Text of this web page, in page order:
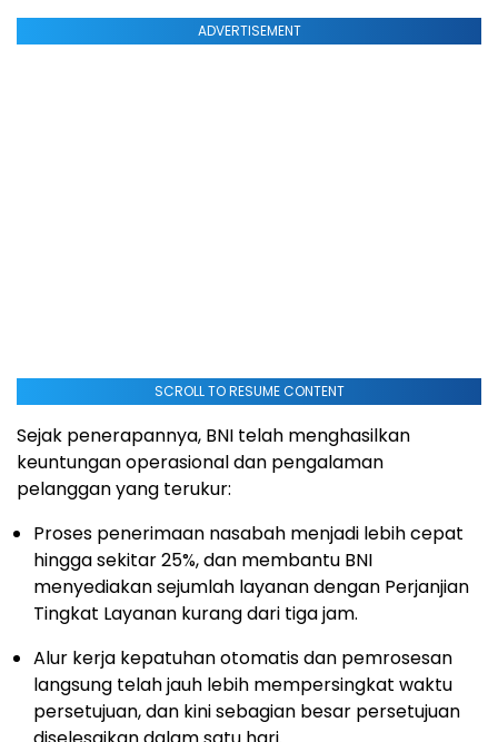
ADVERTISEMENT
SCROLL TO RESUME CONTENT
Sejak penerapannya, BNI telah menghasilkan
keuntungan operasional dan pengalaman
pelanggan yang terukur:
Proses penerimaan nasabah menjadi lebih cepat
hingga sekitar 25%, dan membantu BNI
menyediakan sejumlah layanan dengan Perjanjian
Tingkat Layanan kurang dari tiga jam.
Alur kerja kepatuhan otomatis dan pemrosesan
langsung telah jauh lebih mempersingkat waktu
persetujuan, dan kini sebagian besar persetujuan